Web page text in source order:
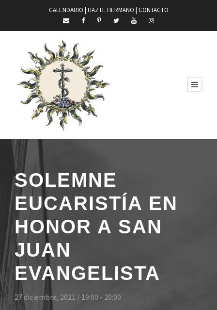
CALENDARIO | HAZTE HERMANO | CONTACTO
SOLEMNE
EUCARISTÍA EN
HONOR A SAN
JUAN
EVANGELISTA
27 diciembre, 2021 / 19:00 - 20:00